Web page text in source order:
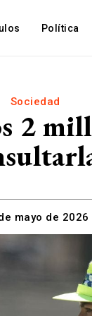
Política
Sociedad
mayo de 2026